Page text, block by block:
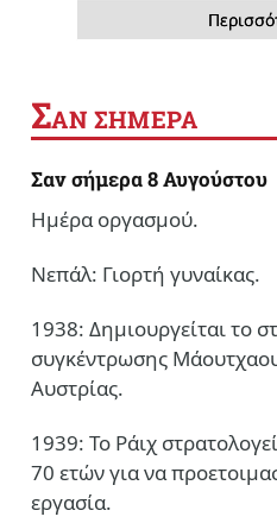
ΣΑΝ ΣΗΜΕΡΑ
Σαν σήμερα 8 Αυγούστου
Ημέρα οργασμού.
Νεπάλ: Γιορτή γυναίκας.
1938: Δημιουργείται το
συγκέντρωσης
Αυστρίας.
1939: Το Ράιχ
70 ετών για να
εργασία.